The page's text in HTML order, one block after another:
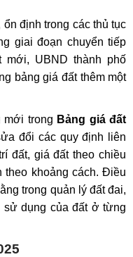
định trong các thủ tục
giai đoạn chuyển tiếp
UBND thành phố
bảng giá đất thêm một
mới trong Bảng giá đất
đổi các quy định liên
đất, giá đất theo chiều
khoảng cách. Điều
trong quản lý đất đai,
sử dụng của đất ở từng